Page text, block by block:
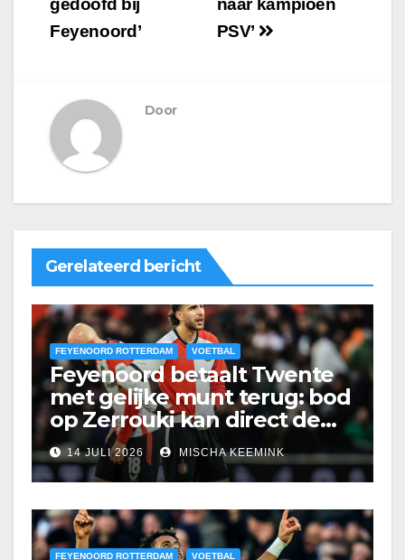
PSV’
Feyenoord’
Door
Gerelateerd bericht
FEYENOORD ROTTERDAM VOETBAL
Feyenoord betaalt Twente
met gelijke munt terug: bod
op Zerrouki kan direct de
prullenbak in
14 JULI 2026 MISCHA KEEMINK
FEYENOORD ROTTERDAM VOETBAL